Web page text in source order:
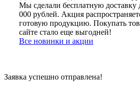
Мы сделали бесплатную доставку
000 рублей. Акция
готовую продукцию. Покупать
сайте стало еще выгодней!
Все новинки и акции
Заявка успешно отправлена!